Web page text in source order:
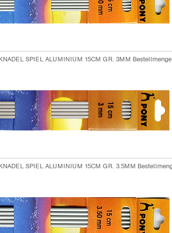
SPIEL ALUMINIUM 15CM GR. 3MM
SPIEL ALUMINIUM 15CM GR. 3.5MM